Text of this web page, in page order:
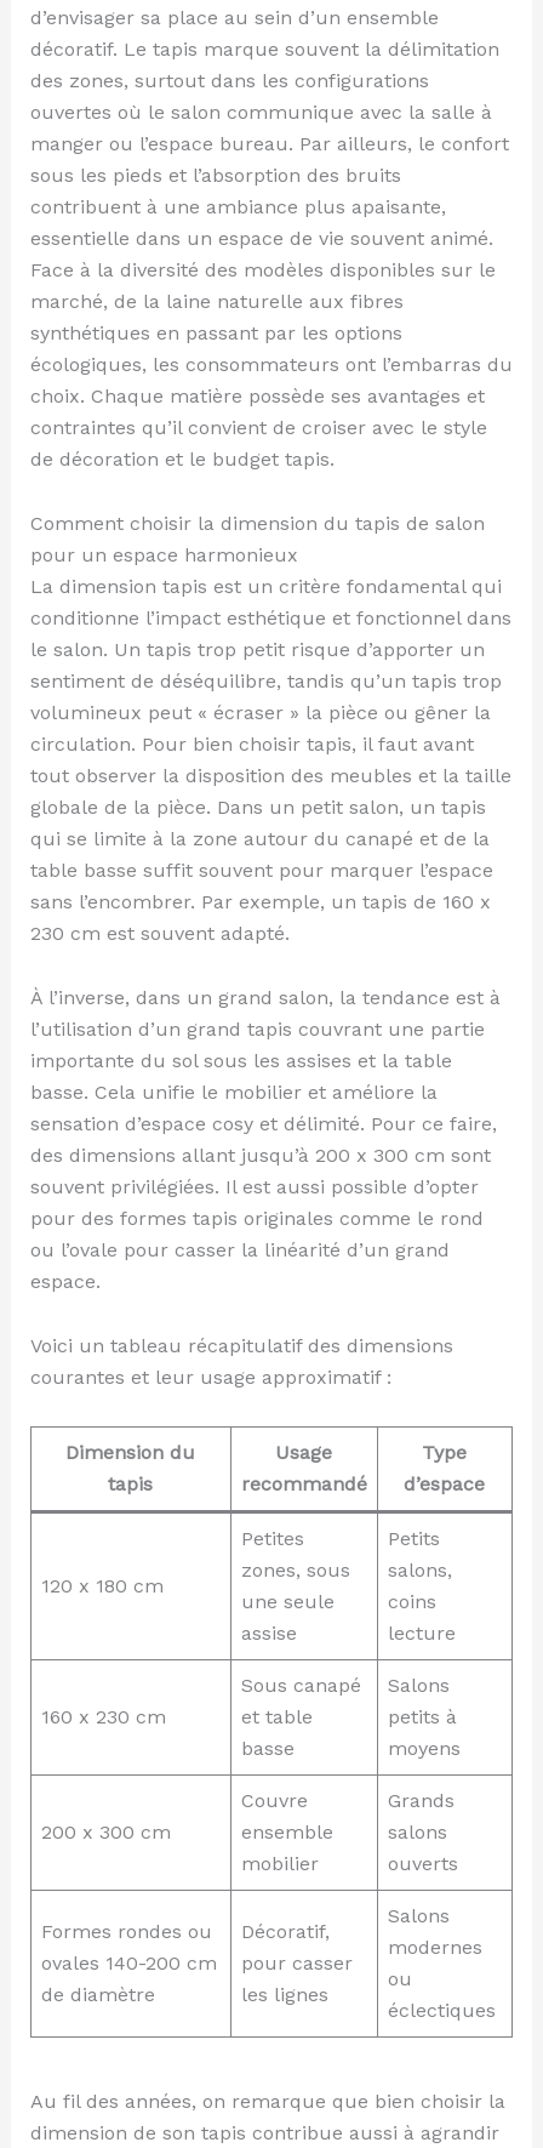
d’envisager sa place au sein d’un ensemble
décoratif. Le tapis marque souvent la délimitation
des zones, surtout dans les configurations
ouvertes où le salon communique avec la salle à
manger ou l’espace bureau. Par ailleurs, le confort
sous les pieds et l’absorption des bruits
contribuent à une ambiance plus apaisante,
essentielle dans un espace de vie souvent animé.
Face à la diversité des modèles disponibles sur le
marché, de la laine naturelle aux fibres
synthétiques en passant par les options
écologiques, les consommateurs ont l’embarras du
choix. Chaque matière possède ses avantages et
contraintes qu’il convient de croiser avec le style
de décoration et le budget tapis.
Comment choisir la dimension du tapis de salon
pour un espace harmonieux
La dimension tapis est un critère fondamental qui
conditionne l’impact esthétique et fonctionnel dans
le salon. Un tapis trop petit risque d’apporter un
sentiment de déséquilibre, tandis qu’un tapis trop
volumineux peut « écraser » la pièce ou gêner la
circulation. Pour bien choisir tapis, il faut avant
tout observer la disposition des meubles et la taille
globale de la pièce. Dans un petit salon, un tapis
qui se limite à la zone autour du canapé et de la
table basse suffit souvent pour marquer l’espace
sans l’encombrer. Par exemple, un tapis de 160 x
230 cm est souvent adapté.
À l’inverse, dans un grand salon, la tendance est à
l’utilisation d’un grand tapis couvrant une partie
importante du sol sous les assises et la table
basse. Cela unifie le mobilier et améliore la
sensation d’espace cosy et délimité. Pour ce faire,
des dimensions allant jusqu’à 200 x 300 cm sont
souvent privilégiées. Il est aussi possible d’opter
pour des formes tapis originales comme le rond
ou l’ovale pour casser la linéarité d’un grand
espace.
Voici un tableau récapitulatif des dimensions
courantes et leur usage approximatif :
Dimension du
tapis
Usage
recommandé
Type
d’espace
120 x 180 cm
Petites
zones, sous
une seule
assise
Petits
salons,
coins
lecture
160 x 230 cm
Sous canapé
et table
basse
Salons
petits à
moyens
200 x 300 cm
Couvre
ensemble
mobilier
Grands
salons
ouverts
Formes rondes ou
ovales 140-200 cm
de diamètre
Décoratif,
pour casser
les lignes
Salons
modernes
ou
éclectiques
Au fil des années, on remarque que bien choisir la
dimension de son tapis contribue aussi à agrandir